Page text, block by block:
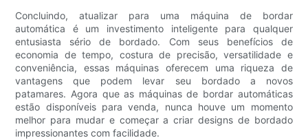
Concluindo, atualizar para uma máquina de bordar
automática é um investimento inteligente para qualquer
entusiasta sério de bordado. Com seus benefícios de
economia de tempo, costura de precisão, versatilidade e
conveniência, essas máquinas oferecem uma riqueza de
vantagens que podem levar seu bordado a novos
patamares. Agora que as máquinas de bordar automáticas
estão disponíveis para venda, nunca houve um momento
melhor para mudar e começar a criar designs de bordado
impressionantes com facilidade.